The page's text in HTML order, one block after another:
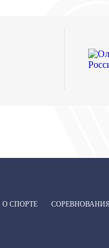
О СПОРТЕ